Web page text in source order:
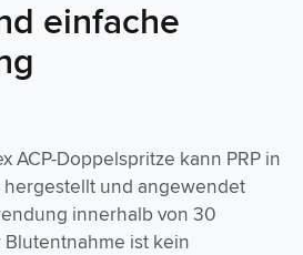
einfache
ACP-Doppelspritze kann PRP in
und angewendet
innerhalb von 30
ist kein